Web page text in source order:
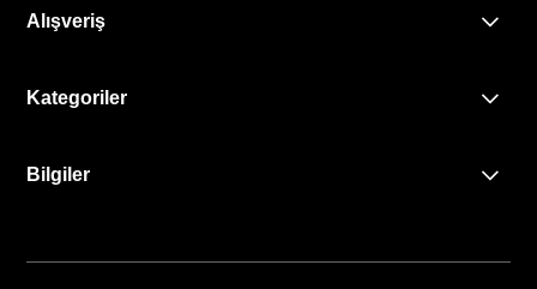
Alışveriş
Kategoriler
Bilgiler